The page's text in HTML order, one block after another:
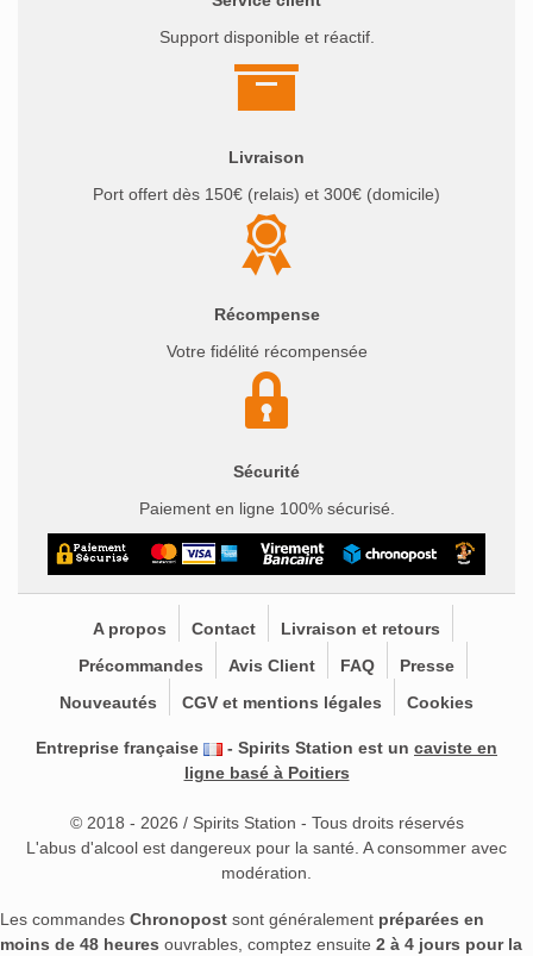
Support disponible et réactif.
Livraison
Port offert dès 150€ (relais) et 300€ (domicile)
Récompense
Votre fidélité récompensée
Sécurité
Paiement en ligne 100% sécurisé.
A propos Contact
Livraison et retours
Précommandes
Avis Client FAQ
Presse
Nouveautés
CGV et mentions légales Cookies
Entreprise française - Spirits Station est un caviste en
ligne basé à Poitiers
© 2018 - 2026 / Spirits Station - Tous droits réservés
L'abus d'alcool est dangereux pour la santé. A consommer avec
modération.
Les commandes Chronopost sont généralement préparées en
moins de 48 heures ouvrables, comptez ensuite 2 à 4 jours pour la